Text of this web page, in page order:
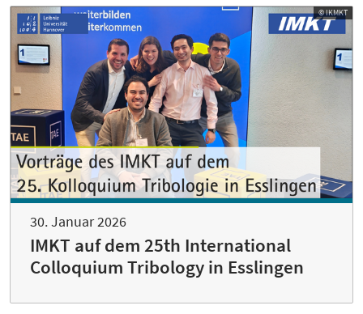
© IKMKT
30. Januar 2026
IMKT auf dem 25th International
Colloquium Tribology in Esslingen